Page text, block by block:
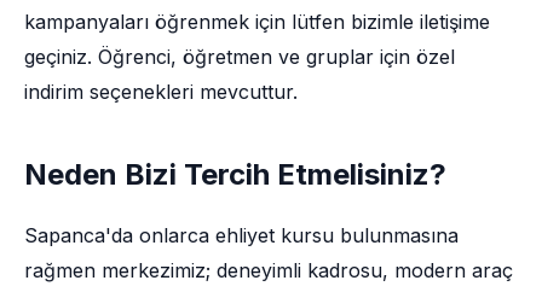
kampanyaları öğrenmek için lütfen bizimle iletişime
geçiniz. Öğrenci, öğretmen ve gruplar için özel
indirim seçenekleri mevcuttur.
Neden Bizi Tercih Etmelisiniz?
Sapanca'da onlarca ehliyet kursu bulunmasına
rağmen merkezimiz; deneyimli kadrosu, modern araç